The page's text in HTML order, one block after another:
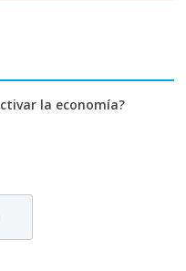
la economía?